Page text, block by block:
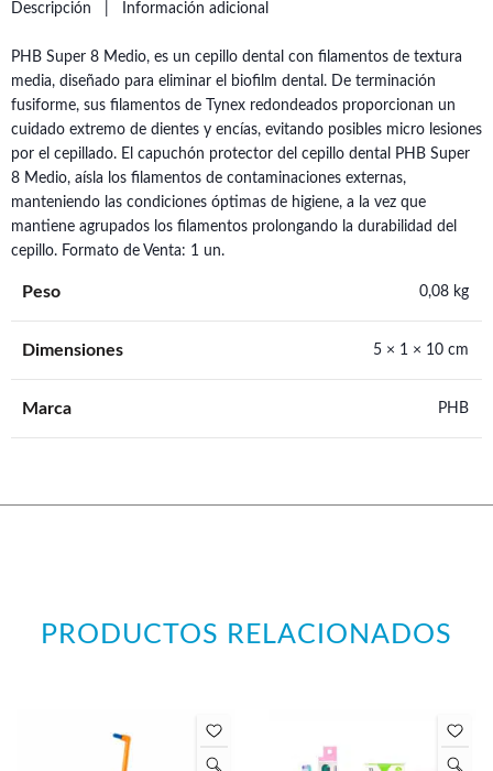
Descripción Información adicional
PHB Super 8 Medio, es un cepillo dental con filamentos de textura
media, diseñado para eliminar el biofilm dental. De terminación
fusiforme, sus filamentos de Tynex redondeados proporcionan un
cuidado extremo de dientes y encías, evitando posibles micro lesiones
por el cepillado. El capuchón protector del cepillo dental PHB Super
8 Medio, aísla los filamentos de contaminaciones externas,
manteniendo las condiciones óptimas de higiene, a la vez que
mantiene agrupados los filamentos prolongando la durabilidad del
cepillo. Formato de Venta: 1 un.
Peso 0,08 kg
Dimensiones 5 × 1 × 10 cm
Marca PHB
PRODUCTOS RELACIONADOS